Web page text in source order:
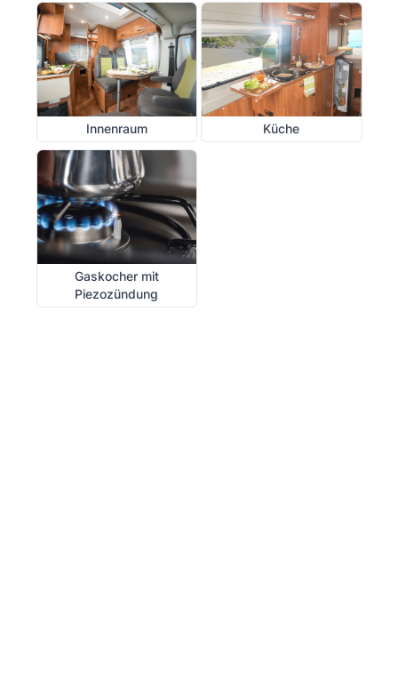
Innenraum Küche
Gaskocher mit
Piezozündung